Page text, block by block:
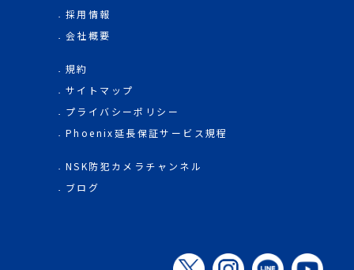
採用情報
会社概要
規約
サイトマップ
プライバシーポリシー
Phoenix延長保証サービス規程
NSK防犯カメラチャンネル
ブログ